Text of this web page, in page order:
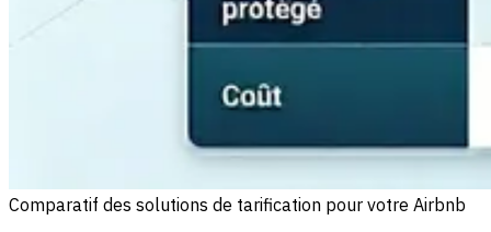
Comparatif des solutions de tarification pour votre Airbnb